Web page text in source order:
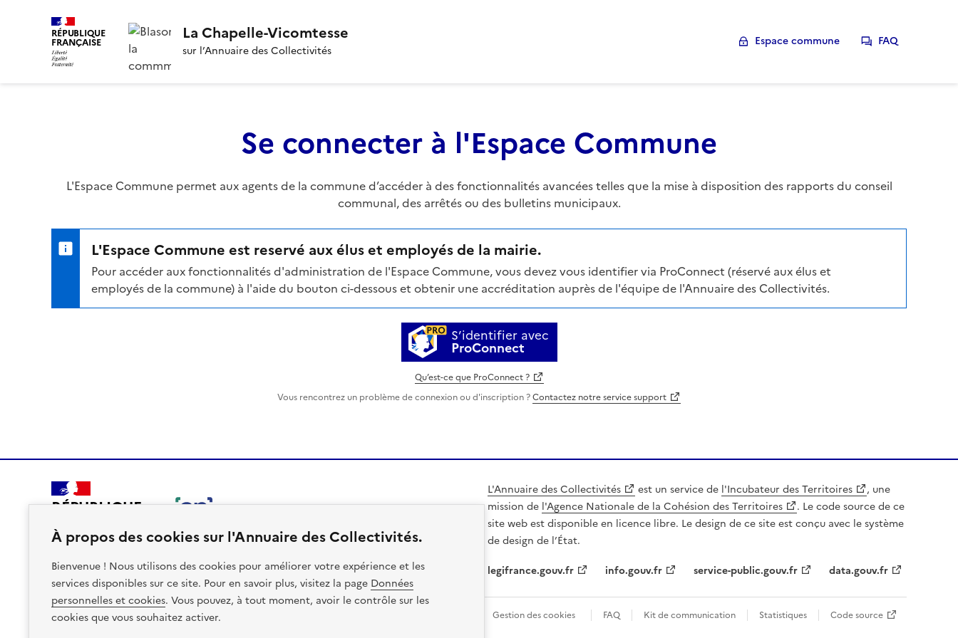
À propos des cookies sur l'Annuaire des Collectivités.
Bienvenue ! Nous utilisons des cookies pour améliorer votre expérience et les
services disponibles sur ce site. Pour en savoir plus, visitez la page Données
personnelles et cookies. Vous pouvez, à tout moment, avoir le contrôle sur les
cookies que vous souhaitez activer.
RÉPUBLIQUE
FRANÇAISE La Chapelle-Vicomtesse
sur l’Annuaire des Collectivités
Espace commune FAQ
Se connecter à l'Espace Commune
L'Espace Commune permet aux agents de la commune d’accéder à des fonctionnalités avancées telles que la mise à disposition des rapports du conseil
communal, des arrêtés ou des bulletins municipaux.
L'Espace Commune est reservé aux élus et employés de la mairie.
Pour accéder aux fonctionnalités d'administration de l'Espace Commune, vous devez vous identifier via ProConnect (réservé aux élus et
employés de la commune) à l'aide du bouton ci-dessous et obtenir une accréditation auprès de l'équipe de l'Annuaire des Collectivités.
S’identifier avec
ProConnect
Qu’est-ce que ProConnect ?
Vous rencontrez un problème de connexion ou d'inscription ?Contactez notre service support
RÉPUBLIQUE
L'Annuaire des Collectivités est un service de l'Incubateur des Territoires
, une
mission de l'Agence Nationale de la Cohésion des Territoires
. Le code source de ce
site web est disponible en licence libre. Le design de ce site est conçu avec le système
de design de l’État.
legifrance.gouv.fr
info.gouv.fr service-public.gouv.fr data.gouv.fr
Plan du site Accessibilite : non conforme Gestion des cookies FAQ Kit de communication Statistiques Code source